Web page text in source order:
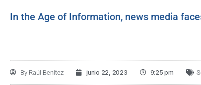
In the Age of Information, news media
By Raúl Benítez junio 22, 2023 9:25 pm